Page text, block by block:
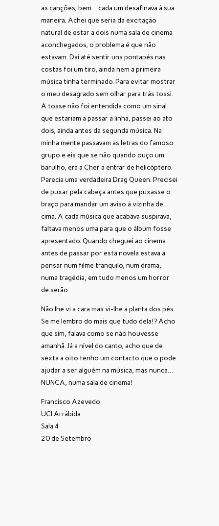
as canções, bem… cada um desafinava à sua
maneira. Achei que seria da excitação
natural de estar a dois numa sala de cinema
aconchegados, o problema é que não
estavam. Daí até sentir uns pontapés nas
costas foi um tiro, ainda nem a primeira
música tinha terminado. Para evitar mostrar
o meu desagrado sem olhar para trás tossi.
A tosse não foi entendida como um sinal
que estariam a passar a linha, passei ao ato
dois, ainda antes da segunda música. Na
minha mente passavam as letras do famoso
grupo e eis que se não quando ouço um
barulho, era a Cher a entrar de helicóptero.
Parecia uma verdadeira Drag Queen. Precisei
de puxar pela cabeça antes que puxasse o
braço para mandar um aviso à vizinha de
cima. A cada música que acabava suspirava,
faltava menos uma para que o álbum fosse
apresentado. Quando cheguei ao cinema
antes de passar por esta novela estava a
pensar num filme tranquilo, num drama,
numa tragédia, em tudo menos um horror
de serão.
Não lhe vi a cara mas vi-lhe a planta dos pés.
Se me lembro do mais que tudo dela!? Acho
que sim, falava como se não houvesse
amanhã. Já a nível do canto, acho que de
sexta a oito tenho um contacto que o pode
ajudar a ser alguém na música, mas nunca…
NUNCA, numa sala de cinema!
Francisco Azevedo
UCI Arrábida
Sala 4
20 de Setembro